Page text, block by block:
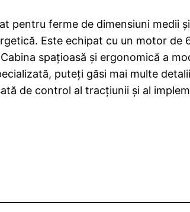
pentru ferme de dimensiuni medii
Este echipat cu un motor de
spațioasă și ergonomică a
puteți găsi mai multe
de control al tracțiunii și al